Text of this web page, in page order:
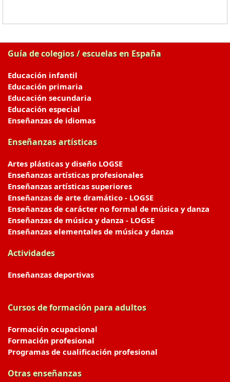
Guía de colegios / escuelas en España
Educación infantil
Educación primaria
Educación secundaria
Educación especial
Enseñanzas de idiomas
Enseñanzas artísticas
Artes plásticas y diseño LOGSE
Enseñanzas artísticas profesionales
Enseñanzas artísticas superiores
Enseñanzas de arte dramático - LOGSE
Enseñanzas de carácter no formal de música y danza
Enseñanzas de música y danza - LOGSE
Enseñanzas elementales de música y danza
Actividades
Enseñanzas deportivas
Cursos de formación para adultos
Formación ocupacional
Formación profesional
Programas de cualificación profesional
Otras enseñanzas